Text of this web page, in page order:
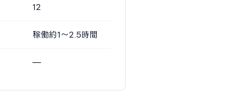
12
稼働約1〜2.5時間
—